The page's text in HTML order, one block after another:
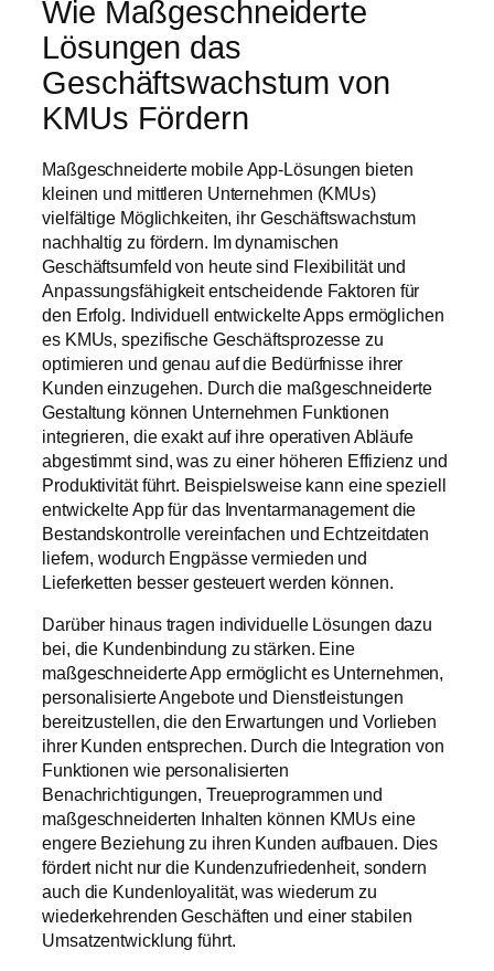
Wie Maßgeschneiderte
Lösungen das
Geschäftswachstum von
KMUs Fördern
Maßgeschneiderte mobile App-Lösungen bieten
kleinen und mittleren Unternehmen (KMUs)
vielfältige Möglichkeiten, ihr Geschäftswachstum
nachhaltig zu fördern. Im dynamischen
Geschäftsumfeld von heute sind Flexibilität und
Anpassungsfähigkeit entscheidende Faktoren für
den Erfolg. Individuell entwickelte Apps ermöglichen
es KMUs, spezifische Geschäftsprozesse zu
optimieren und genau auf die Bedürfnisse ihrer
Kunden einzugehen. Durch die maßgeschneiderte
Gestaltung können Unternehmen Funktionen
integrieren, die exakt auf ihre operativen Abläufe
abgestimmt sind, was zu einer höheren Effizienz und
Produktivität führt. Beispielsweise kann eine speziell
entwickelte App für das Inventarmanagement die
Bestandskontrolle vereinfachen und Echtzeitdaten
liefern, wodurch Engpässe vermieden und
Lieferketten besser gesteuert werden können.
Darüber hinaus tragen individuelle Lösungen dazu
bei, die Kundenbindung zu stärken. Eine
maßgeschneiderte App ermöglicht es Unternehmen,
personalisierte Angebote und Dienstleistungen
bereitzustellen, die den Erwartungen und Vorlieben
ihrer Kunden entsprechen. Durch die Integration von
Funktionen wie personalisierten
Benachrichtigungen, Treueprogrammen und
maßgeschneiderten Inhalten können KMUs eine
engere Beziehung zu ihren Kunden aufbauen. Dies
fördert nicht nur die Kundenzufriedenheit, sondern
auch die Kundenloyalität, was wiederum zu
wiederkehrenden Geschäften und einer stabilen
Umsatzentwicklung führt.